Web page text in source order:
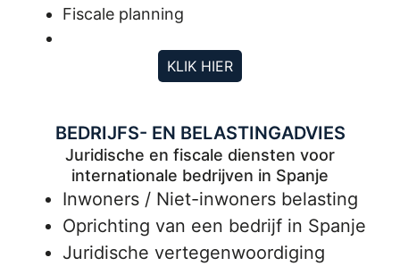
Fiscale planning
KLIK HIER
BEDRIJFS- EN BELASTINGADVIES
Juridische en fiscale diensten voor
internationale bedrijven in Spanje
Inwoners / Niet-inwoners belasting
Oprichting van een bedrijf in Spanje
Juridische vertegenwoordiging